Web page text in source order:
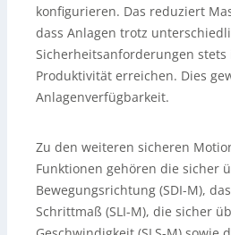
konfigurieren. Das reduziert
dass Anlagen trotz
Sicherheitsanforderungen stets
Produktivität erreichen. Dies
Anlagenverfügbarkeit.
Zu den weiteren sicheren
Funktionen gehören die sicher
Bewegungsrichtung (SDI-M),
Schrittmaß (SLI-M), die sicher